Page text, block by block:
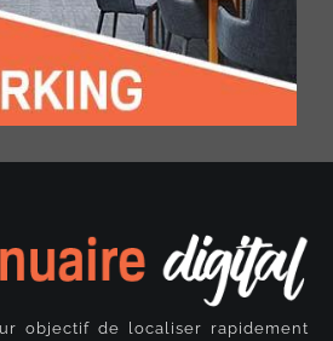
objectif de localiser rapidement